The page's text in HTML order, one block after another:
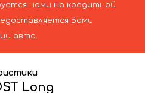
нами на кредитной
Вами
авто.
Long